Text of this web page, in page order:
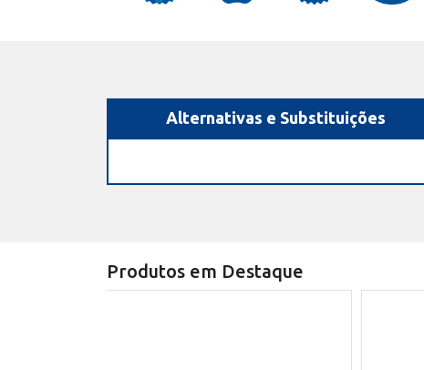
Alternativas e Substituições
Produtos em Destaque